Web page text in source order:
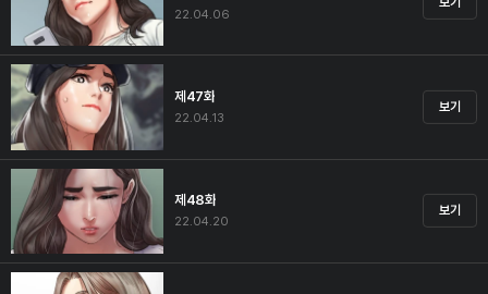
22.04.06
제47화
22.04.13
보기
제48화
22.04.20
보기